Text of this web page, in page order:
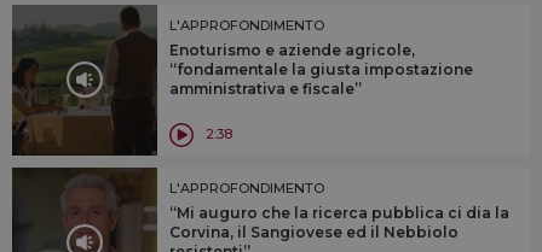
L'APPROFONDIMENTO
Enoturismo e aziende agricole,
“fondamentale la giusta impostazione
amministrativa e fiscale”
2:38
L'APPROFONDIMENTO
“Mi auguro che la ricerca pubblica ci dia la
Corvina, il Sangiovese ed il Nebbiolo